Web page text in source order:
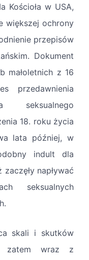
Kościoła w USA,
większej ochrony
przepisów
Dokument
małoletnich z 16
przedawnienia
seksualnego
18. roku życia
lata później, w
indult dla
napływać
seksualnych
skali i skutków
zatem wraz z